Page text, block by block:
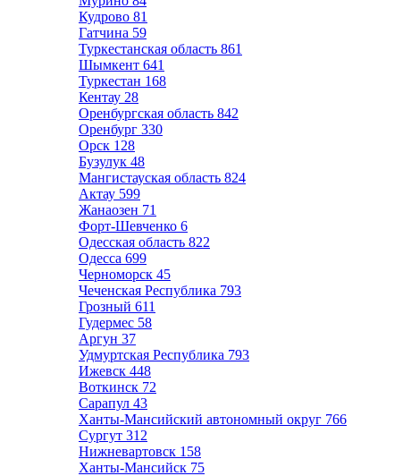
Кудрово 81
Гатчина 59
Туркестанская область 861
Шымкент 641
Туркестан 168
Кентау 28
Оренбургская область 842
Оренбург 330
Орск 128
Бузулук 48
Мангистауская область 824
Актау 599
Жанаозен 71
Форт-Шевченко 6
Одесская область 822
Одесса 699
Черноморск 45
Чеченская Республика 793
Грозный 611
Гудермес 58
Аргун 37
Удмуртская Республика 793
Ижевск 448
Воткинск 72
Сарапул 43
Ханты-Мансийский автономный округ 766
Сургут 312
Нижневартовск 158
Ханты-Мансийск 75